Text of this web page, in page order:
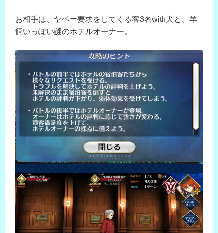
お相手は、ヤベー要求をしてくる客3名with犬と、羊
飼いっぽい謎のホテルオーナー。